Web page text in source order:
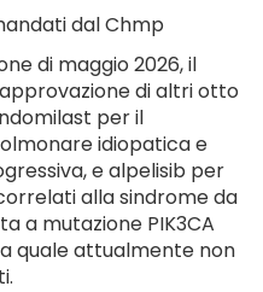
dal Chmp
di maggio 2026, il
di altri otto
per il
idiopatica e
e alpelisib per
alla sindrome da
a mutazione PIK3CA
quale attualmente non